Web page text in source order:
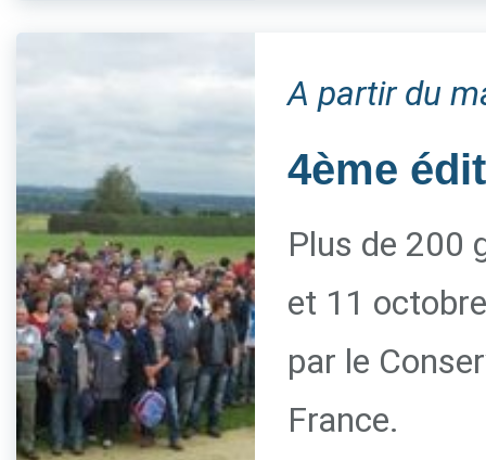
A partir du
4ème
Plus de 200
et 11
par le
France.